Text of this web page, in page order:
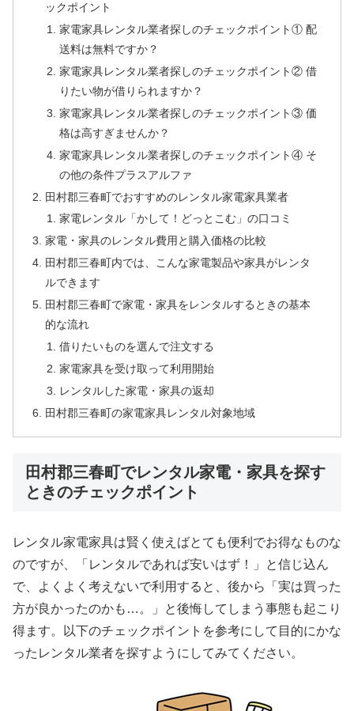
ックポイント
家電家具レンタル業者探しのチェックポイント① 配
送料は無料ですか？
家電家具レンタル業者探しのチェックポイント② 借
りたい物が借りられますか？
家電家具レンタル業者探しのチェックポイント③ 価
格は高すぎませんか？
家電家具レンタル業者探しのチェックポイント④ そ
の他の条件プラスアルファ
田村郡三春町でおすすめのレンタル家電家具業者
家電レンタル「かして！どっとこむ」の口コミ
家電・家具のレンタル費用と購入価格の比較
田村郡三春町内では、こんな家電製品や家具がレンタ
ルできます
田村郡三春町で家電・家具をレンタルするときの基本
的な流れ
借りたいものを選んで注文する
家電家具を受け取って利用開始
レンタルした家電・家具の返却
田村郡三春町の家電家具レンタル対象地域
田村郡三春町でレンタル家電・家具を探す
ときのチェックポイント
レンタル家電家具は賢く使えばとても便利でお得なものな
のですが、「レンタルであれば安いはず！」と信じ込ん
で、よくよく考えないで利用すると、後から「実は買った
方が良かったのかも…。」と後悔してしまう事態も起こり
得ます。以下のチェックポイントを参考にして目的にかな
ったレンタル業者を探すようにしてみてください。